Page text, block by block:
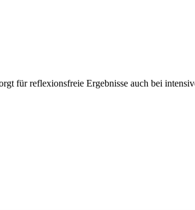
für reflexionsfreie Ergebnisse auch bei